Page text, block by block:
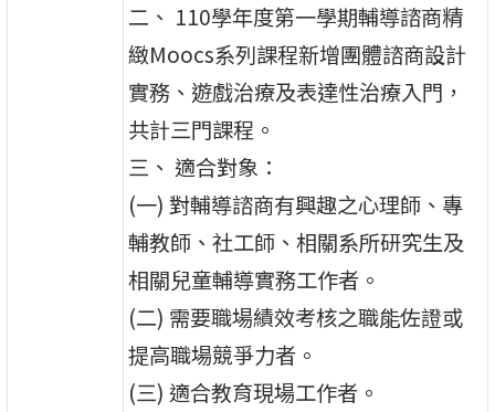
二、 110學年度第一學期輔導諮商精
緻Moocs系列課程新增團體諮商設計
實務、遊戲治療及表達性治療入門，
共計三門課程。
三、 適合對象：
(一) 對輔導諮商有興趣之心理師、專
輔教師、社工師、相關系所研究生及
相關兒童輔導實務工作者。
(二) 需要職場績效考核之職能佐證或
提高職場競爭力者。
(三) 適合教育現場工作者。